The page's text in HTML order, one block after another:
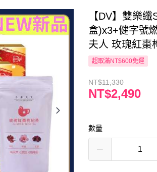
【DV】雙樂
盒)x3+健字號
夫人 玫瑰紅棗
超取滿NT$600免運
NT$11,330
NT$2,490
數量